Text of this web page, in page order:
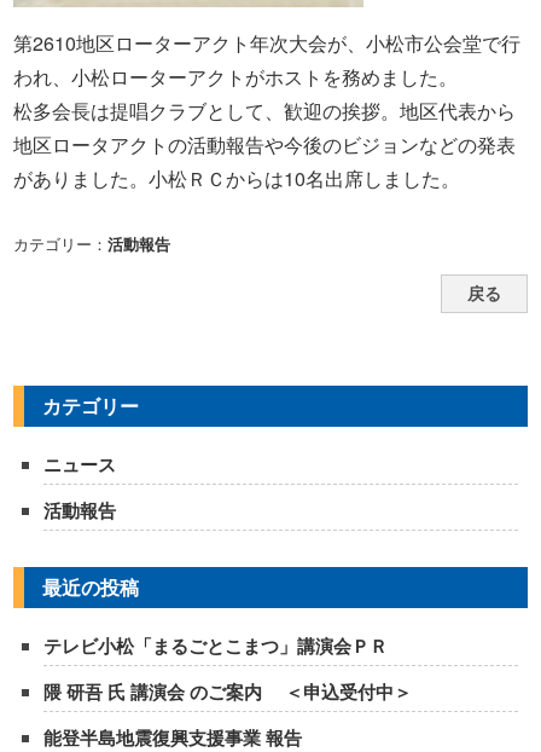
第2610地区ローターアクト年次大会が、小松市公会堂で行
われ、小松ローターアクトがホストを務めました。
松多会長は提唱クラブとして、歓迎の挨拶。地区代表から
地区ロータアクトの活動報告や今後のビジョンなどの発表
がありました。小松ＲＣからは10名出席しました。
カテゴリー：活動報告
戻る
カテゴリー
ニュース
活動報告
最近の投稿
テレビ小松「まるごとこまつ」講演会ＰＲ
隈 研吾 氏 講演会 のご案内 ＜申込受付中＞
能登半島地震復興支援事業 報告